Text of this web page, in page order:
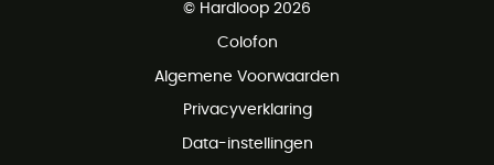
Gratis retourneren binnen 100 dagen
© Hardloop 2026
Colofon
Algemene Voorwaarden
Privacyverklaring
Data-instellingen